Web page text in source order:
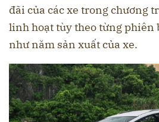
đãi của các xe trong chương
linh hoạt tùy theo từng phiên
như năm sản xuất của xe.